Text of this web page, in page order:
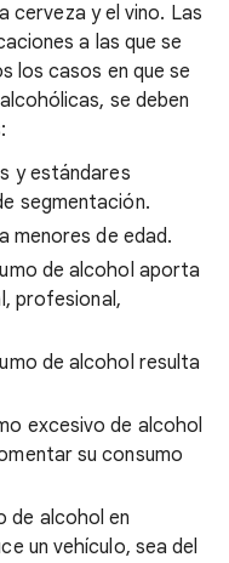
cerveza y el vino. Las
a las que se
los casos en que se
se deben
y estándares
segmentación.
menores de edad.
de alcohol aporta
profesional,
de alcohol resulta
excesivo de alcohol
su consumo
de alcohol en
un vehículo, sea del